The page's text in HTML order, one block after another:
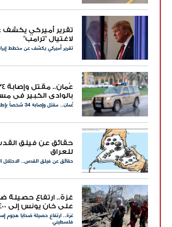
تقرير أميركي يكشف
لاغتيال "ترامب"
تقرير أميركي يكشف عن مخطط
بالوادي الكبير في
عُمان.. مقتل وإصابة 34 شخصاً بإطلاق نار بالوادي الكبير في مسقط
حقائق عن فيلق
للعراق
حقائق عن فيلق القدس.. الاحتلال
غزة.. ارتفاع حصيلة
على خان يونس إلى 400 فلسطيني
فلسطيني